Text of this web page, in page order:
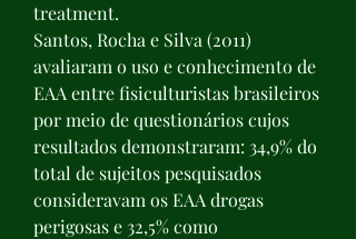
treatment.
Santos, Rocha e Silva (2011)
avaliaram o uso e conhecimento de
EAA entre fisiculturistas brasileiros
por meio de questionários cujos
resultados demonstraram: 34,9% do
total de sujeitos pesquisados
consideravam os EAA drogas
perigosas e 32,5% como